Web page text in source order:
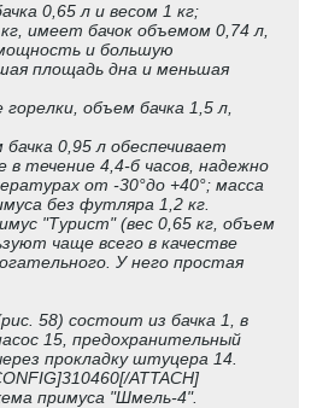
0,65 л и весом 1 кг;
имеет бачок объемом 0,74 л,
и большую
площадь дна и меньшая
объем бачка 1,5 л,
0,95 л обеспечивает
в течение 4,4-б часов, надежно
от -30°до +40°; масса
без футляра 1,2 кг.
"Турист" (вес 0,65 кг, объем
чаще всего в качестве
У него простая
58) состоит из бачка 1, в
15, предохранительный
прокладку штуцера 14.
ATTACH]
примуса "Шмель-4".